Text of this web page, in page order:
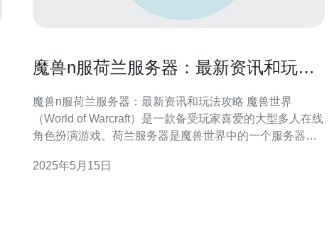
魔兽n服荷兰服务器：最新资讯和玩法
魔兽n服荷兰服务器：最新资讯和玩法攻略 魔兽世界
（World of Warcraft）是一款备受玩家喜爱的大型多人在线
角色扮演游戏。荷兰服务器是魔兽世界中的一个服务器，
荷兰服务器的最新资讯和玩法攻略。 荷兰服务器作为魔兽
2025年5月15日